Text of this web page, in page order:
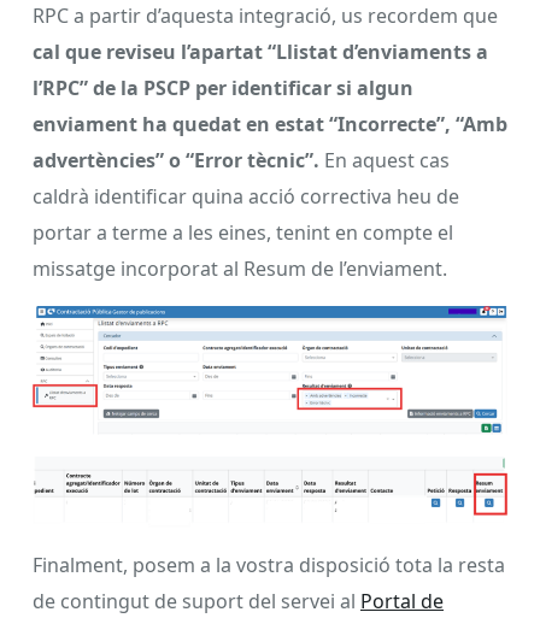
RPC a partir d’aquesta integració, us recordem que
cal que reviseu l’apartat “Llistat d’enviaments a
l’RPC” de la PSCP per identificar si algun
enviament ha quedat en estat “Incorrecte”, “Amb
advertències” o “Error tècnic”. En aquest cas
caldrà identificar quina acció correctiva heu de
portar a terme a les eines, tenint en compte el
missatge incorporat al Resum de l’enviament.
Finalment, posem a la vostra disposició tota la resta
de contingut de suport del servei al Portal de